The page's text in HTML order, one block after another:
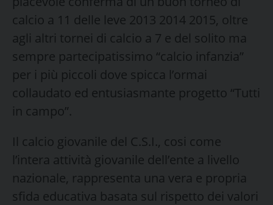
calcio a 11 delle leve 2013 2014 2015, oltre
agli altri tornei di calcio a 7 e del solito ma
sempre partecipatissimo “calcio infanzia”
per i più piccoli dove spicca l’ormai
collaudato ed entusiasmante progetto “Tutti
in campo”.
Il calcio giovanile del C.S.I., cosi come
l’intera attività giovanile dell’ente a livello
nazionale, rappresenta una vera e propria
sfida educativa basata sul rispetto dei valori